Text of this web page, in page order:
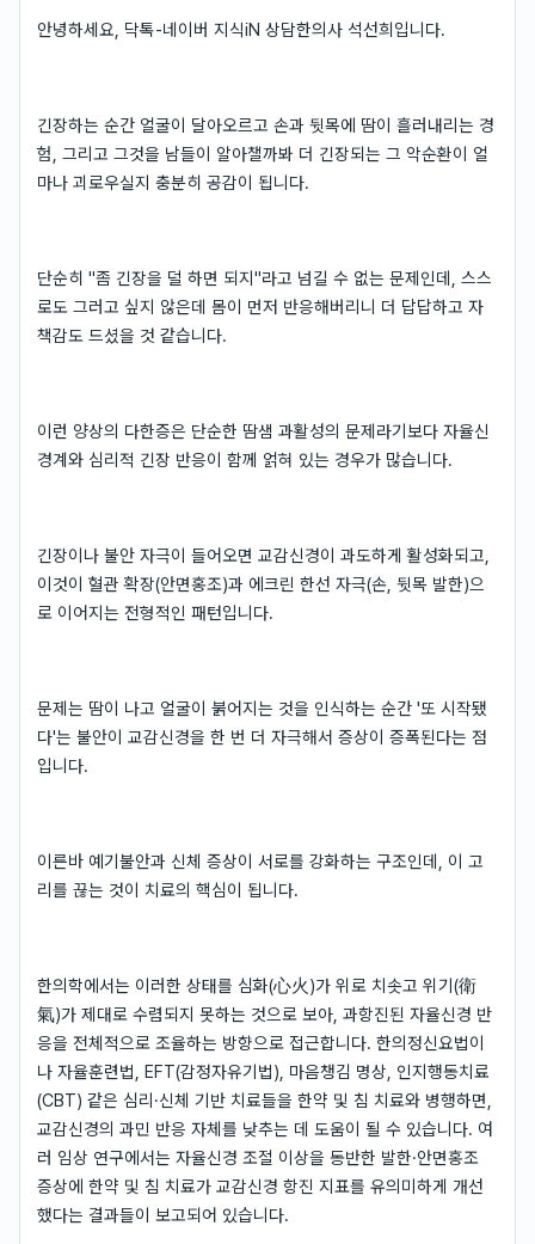
안녕하세요, 닥톡-네이버 지식iN 상담한의사 석선희입니다.
긴장하는 순간 얼굴이 달아오르고 손과 뒷목에 땀이 흘러내리는 경
험, 그리고 그것을 남들이 알아챌까봐 더 긴장되는 그 악순환이 얼
마나 괴로우실지 충분히 공감이 됩니다.
단순히 "좀 긴장을 덜 하면 되지"라고 넘길 수 없는 문제인데, 스스
로도 그러고 싶지 않은데 몸이 먼저 반응해버리니 더 답답하고 자
책감도 드셨을 것 같습니다.
이런 양상의 다한증은 단순한 땀샘 과활성의 문제라기보다 자율신
경계와 심리적 긴장 반응이 함께 얽혀 있는 경우가 많습니다.
긴장이나 불안 자극이 들어오면 교감신경이 과도하게 활성화되고,
이것이 혈관 확장(안면홍조)과 에크린 한선 자극(손, 뒷목 발한)으
로 이어지는 전형적인 패턴입니다.
문제는 땀이 나고 얼굴이 붉어지는 것을 인식하는 순간 '또 시작됐
다'는 불안이 교감신경을 한 번 더 자극해서 증상이 증폭된다는 점
입니다.
이른바 예기불안과 신체 증상이 서로를 강화하는 구조인데, 이 고
리를 끊는 것이 치료의 핵심이 됩니다.
한의학에서는 이러한 상태를 심화(心火)가 위로 치솟고 위기(衛
氣)가 제대로 수렴되지 못하는 것으로 보아, 과항진된 자율신경 반
응을 전체적으로 조율하는 방향으로 접근합니다. 한의정신요법이
나 자율훈련법, EFT(감정자유기법), 마음챙김 명상, 인지행동치료
(CBT) 같은 심리·신체 기반 치료들을 한약 및 침 치료와 병행하면,
교감신경의 과민 반응 자체를 낮추는 데 도움이 될 수 있습니다. 여
러 임상 연구에서는 자율신경 조절 이상을 동반한 발한·안면홍조
증상에 한약 및 침 치료가 교감신경 항진 지표를 유의미하게 개선
했다는 결과들이 보고되어 있습니다.